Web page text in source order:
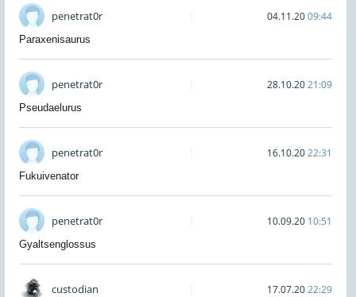
penetrat0r 04.11.2009:44
Paraxenisaurus
penetrat0r 28.10.2021:09
Pseudaelurus
penetrat0r 16.10.2022:31
Fukuivenator
penetrat0r 10.09.20 10:51
Gyaltsenglossus
custodian 17.07.2022:29